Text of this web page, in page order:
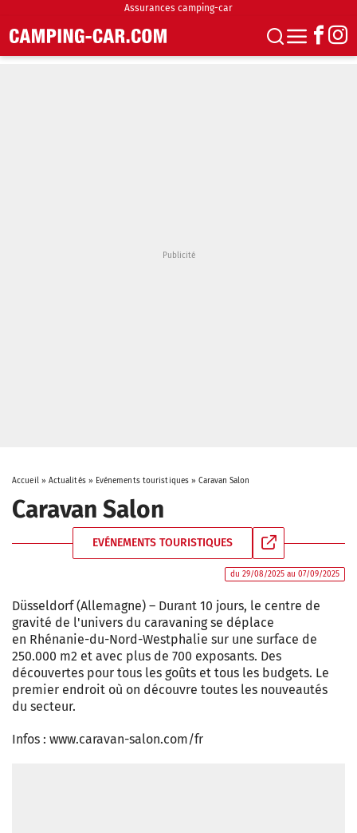
Assurances camping-car
Accueil» Actualités» Evénements touristiques »Caravan Salon
Caravan Salon
EVÉNEMENTS TOURISTIQUES
du 29/08/2025 au 07/09/2025
Düsseldorf (Allemagne) – Durant 10 jours, le centre de
gravité de l'univers du caravaning se déplace
en Rhénanie-du-Nord-Westphalie sur une surface de
250.000 m2 et avec plus de 700 exposants. Des
découvertes pour tous les goûts et tous les budgets. Le
premier endroit où on découvre toutes les nouveautés
du secteur.
Infos : www.caravan-salon.com/fr